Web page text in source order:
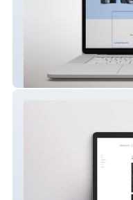
Accountant Website